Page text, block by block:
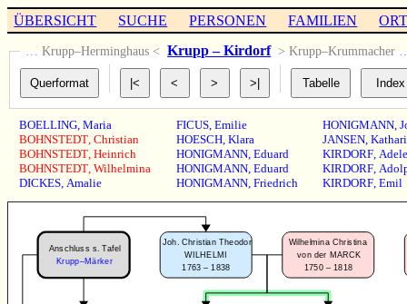
ÜBERSICHT SUCHE PERSONEN FAMILIEN
… Krupp–Herminghaus < Krupp – Kirdorf > Krupp–Krummacher
BOELLING,Maria
BOHNSTEDT,Christian
BOHNSTEDT,Heinrich
BOHNSTEDT,Wilhelmina
DICKES,Amalie
FICUS, Emilie
HOESCH, Klara
HONIGMANN, Eduard
HONIGMANN, Eduard
HONIGMANN, Friedrich
HONIGMANN,
JANSEN,
KIRDORF, Adele
KIRDORF,
KIRDORF, Emil
Joh. Christian Theodor
WILHELMI
1763 – 1838
Wilhelmina Christina
von der MARCK
1750 – 1818
Anschluss s. Tafel
Krupp–Märker